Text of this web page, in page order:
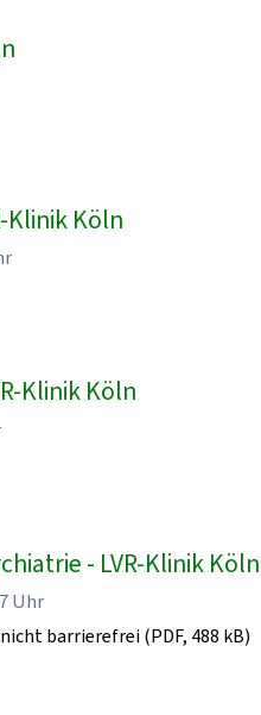
Klinik Köln
Klinik Köln
- LVR-Klinik Köln
Uhr
barrierefrei (PDF, 488 kB)